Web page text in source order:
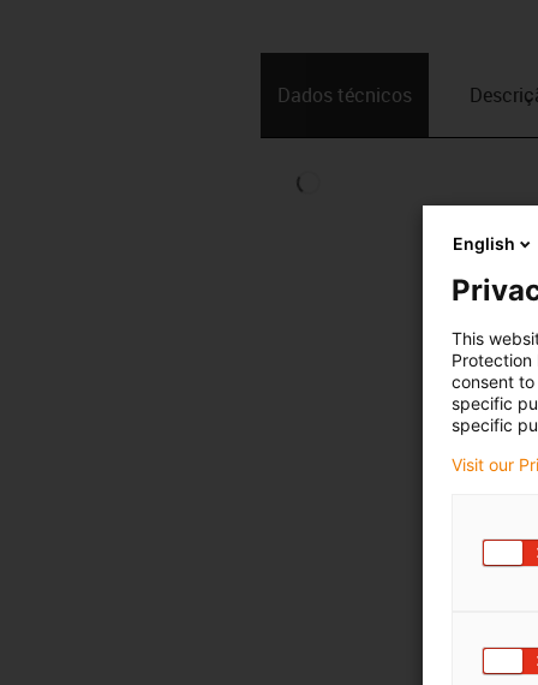
Dados técnicos
English
This
Protection
consent
specific
specific
Visit our